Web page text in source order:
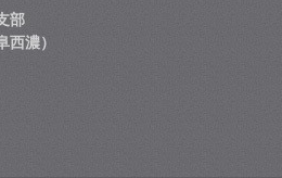
部
濃）